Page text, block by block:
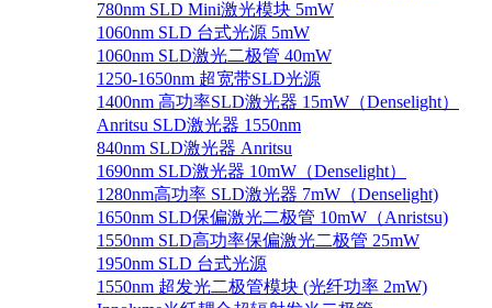
780nm SLD Mini激光模块 5mW
1060nm SLD 台式光源 5mW
1060nm SLD激光二极管 40mW
1250-1650nm 超宽带SLD光源
1400nm 高功率SLD激光器 15mW（Denselight）
Anritsu SLD激光器 1550nm
840nm SLD激光器 Anritsu
1690nm SLD激光器 10mW（Denselight）
1280nm高功率 SLD激光器 7mW（Denselight)
1650nm SLD保偏激光二极管 10mW（Anristsu)
1550nm SLD高功率保偏激光二极管 25mW
1950nm SLD 台式光源
1550nm 超发光二极管模块 (光纤功率 2mW)